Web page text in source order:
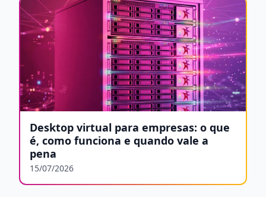
Desktop virtual para empresas: o que
é, como funciona e quando vale a
pena
15/07/2026